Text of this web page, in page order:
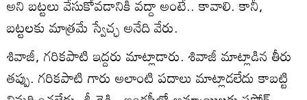
బట్టలకు మాత్రమే స్వేచ్ఛ అనేది వేరు.
శివాజీ, గరికపాటి ఇద్దరు మాట్లాడారు. శివాజీ మాట్లాడిన తీరు
తప్పు. గరికపాటి గారు అలాంటి పదాలు మాట్లాడలేదు కాబట్టి